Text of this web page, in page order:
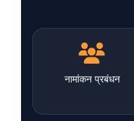
नामांकन प्रबंधन